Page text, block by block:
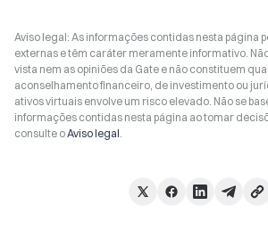
Aviso legal: As informações contidas nesta página
externas e têm caráter meramente informativo.
vista nem as opiniões da Gate e não constituem
aconselhamento financeiro, de investimento ou
ativos virtuais envolve um risco elevado. Não se
informações contidas nesta página ao tomar
consulte oAviso legal.